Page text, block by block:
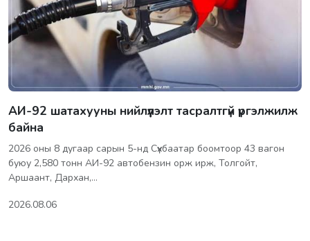
АИ-92 шатахууны нийлүүлэлт тасралтгүй үргэлжилж
байна
2026 оны 8 дугаар сарын 5-нд Сүхбаатар боомтоор 43 вагон
буюу 2,580 тонн АИ-92 автобензин орж ирж, Толгойт,
Аршаант, Дархан,…
2026.08.06